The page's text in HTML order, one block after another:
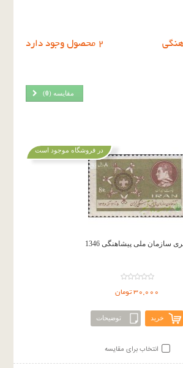
2 محصول وجود دارد
مقایسه (0
)
سازمان ملی پیشاهنگی 1346
30,000 تومان
خرید توضیحات
در فروشگاه موجود است
انتخاب برای مقایسه